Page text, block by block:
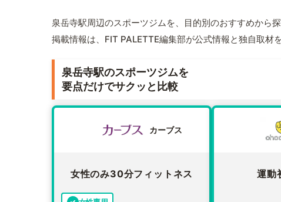
泉岳寺駅周辺のスポーツジムを、目的別のおすすめから
掲載情報は、FIT PALETTE編集部が公式情報と独自取材
泉岳寺駅のスポーツジムを
要点だけでサクッと比較
カーブス
女性のみ30分フィットネス 運動